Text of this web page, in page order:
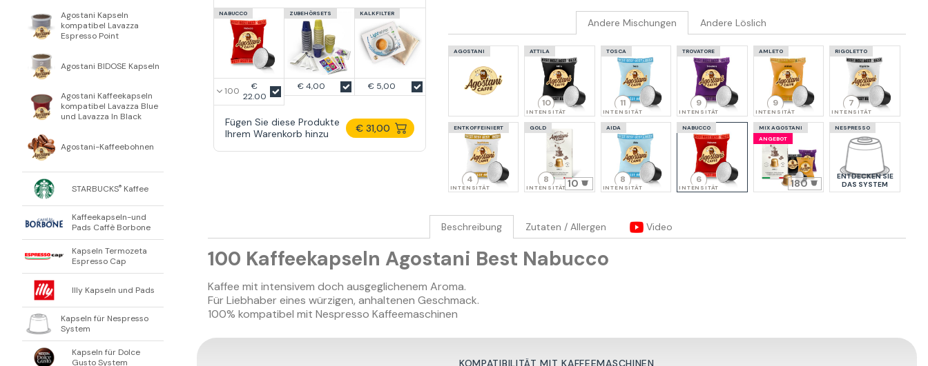
Agostani Kapseln
kompatibel Lavazza
Espresso Point
Agostani BIDOSE Kapseln
Agostani Kaffeekapseln
kompatibel Lavazza Blue
und Lavazza In Black
Agostani-Kaffeebohnen
STARBUCKS® Kaffee
Kaffeekapseln-und
Pads Caffè Borbone
Kapseln Termozeta
Espresso Cap
Illy Kapseln und Pads
Kapseln für Nespresso
System
Kapseln für Dolce
Gusto System
NABUCCO
€
22.00
ZUBEHÖRSETS
€ 4,00
KALKFILTER
€ 5,00
Fügen Sie diese Produkte
Ihrem Warenkorb hinzu
€ 31,00
Andere Mischungen Andere Löslich
AGOSTANI ATTILA
10
INTENSITÄT
TOSCA
11
INTENSITÄT
TROVATORE
9
INTENSITÄT
AMLETO
9
INTENSITÄT
RIGOLETTO
7
INTENSITÄT
ENTKOFFEINIERT
4
INTENSITÄT
GOLD
8
INTENSITÄT 10
AIDA
8
INTENSITÄT
NABUCCO
6
INTENSITÄT
MIX AGOSTANI
ANGEBOT
180
NESPRESSO
ENTDECKEN SIE
DAS SYSTEM
Beschreibung Zutaten / Allergen Video
100 Kaffeekapseln Agostani Best Nabucco
Kaffee mit intensivem doch ausgeglichenem Aroma.
Für Liebhaber eines würzigen, anhaltenen Geschmack.
100% kompatibel mit Nespresso Kaffeemaschinen
KOMPATIBILITÄT MIT KAFFEEMASCHINEN